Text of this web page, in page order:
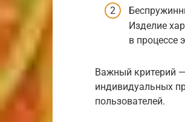
Изделие
в процессе
Важный критерий
индивидуальных
пользователей.